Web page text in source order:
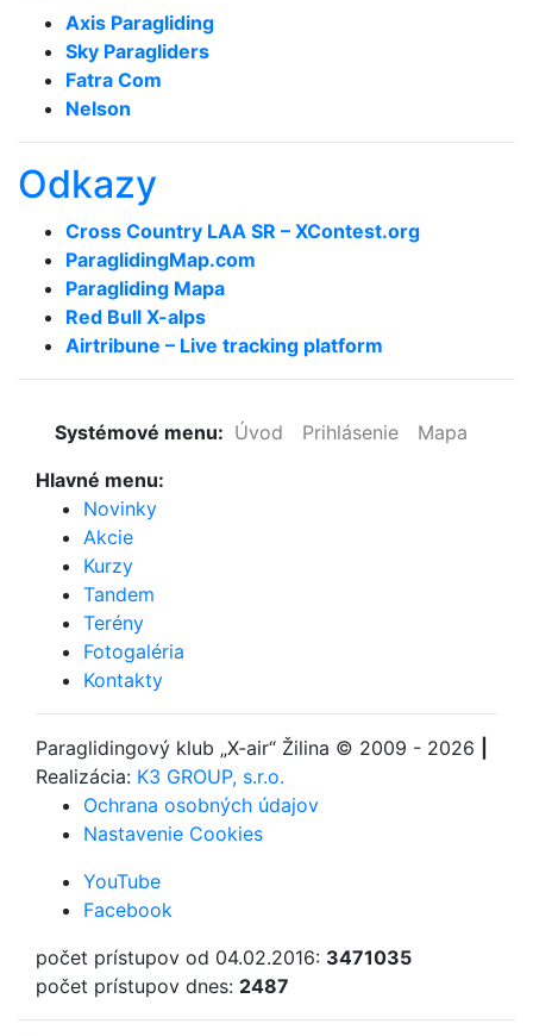
Axis Paragliding
Sky Paragliders
Fatra Com
Nelson
Odkazy
Cross Country LAA SR – XContest.org
ParaglidingMap­.com
Paragliding Mapa
Red Bull X-alps
Airtribune – Live tracking platform
Systémové menu: Úvod Prihlásenie
Mapa
Hlavné menu:
Novinky
Akcie
Kurzy
Tandem
Terény
Fotogaléria
Kontakty
Paraglidingový klub „X-air“ Žilina © 2009 - 2026
Realizácia: K3 GROUP, s.r.o.
Ochrana osobných údajov
Nastavenie Cookies
YouTube
Facebook
počet prístupov od 04.02.2016: 3471035
počet prístupov dnes: 2487